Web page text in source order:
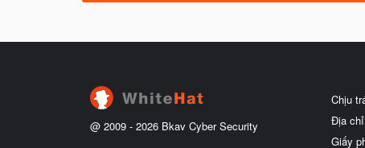
@ 2009 - 2026 Bkav Cyber Security
Chịu
Địa
Giấy